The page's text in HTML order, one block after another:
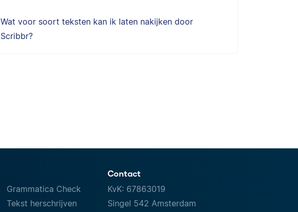
Wat voor soort teksten kan ik laten nakijken door
Scribbr?
Grammatica Check
Tekst herschrijven
Contact
KvK: 67863019
Singel 542 Amsterdam